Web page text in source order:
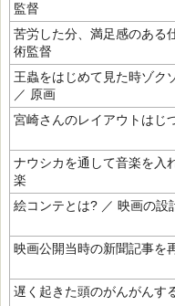
監督
苦労した分、満足感のある
術監督
王蟲をはじめて見た時ゾク
／ 原画
宮崎さんのレイアウトはじ
ナウシカを通して音楽を入
楽
絵コンテとは? ／ 映画の設
映画公開当時の新聞記事を
遅く起きた頭のがんがんす